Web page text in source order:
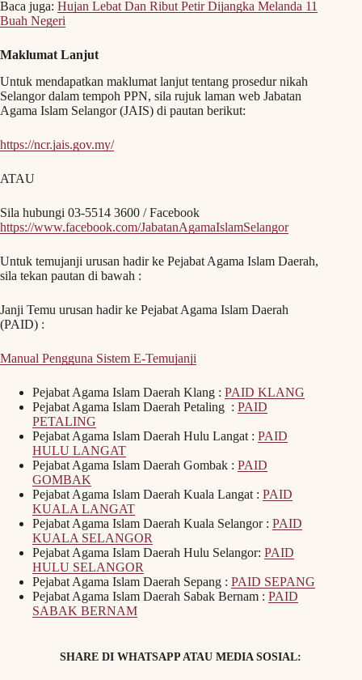
Baca juga: Hujan Lebat Dan Ribut Petir Dijangka Melanda 11
Buah Negeri
Maklumat Lanjut
Untuk mendapatkan maklumat lanjut tentang prosedur nikah
Selangor dalam tempoh PPN, sila rujuk laman web Jabatan
Agama Islam Selangor (JAIS) di pautan berikut:
https://ncr.jais.gov.my/
ATAU
Sila hubungi 03-5514 3600 / Facebook
https://www.facebook.com/JabatanAgamaIslamSelangor
Untuk temujanji urusan hadir ke Pejabat Agama Islam Daerah,
sila tekan pautan di bawah :
Janji Temu urusan hadir ke Pejabat Agama Islam Daerah
(PAID) :
Manual Pengguna Sistem E-Temujanji
Pejabat Agama Islam Daerah Klang : PAID KLANG
Pejabat Agama Islam Daerah Petaling : PAID
PETALING
Pejabat Agama Islam Daerah Hulu Langat : PAID
HULU LANGAT
Pejabat Agama Islam Daerah Gombak : PAID
GOMBAK
Pejabat Agama Islam Daerah Kuala Langat : PAID
KUALA LANGAT
Pejabat Agama Islam Daerah Kuala Selangor : PAID
KUALA SELANGOR
Pejabat Agama Islam Daerah Hulu Selangor: PAID
HULU SELANGOR
Pejabat Agama Islam Daerah Sepang : PAID SEPANG
Pejabat Agama Islam Daerah Sabak Bernam : PAID
SABAK BERNAM
SHARE DI WHATSAPP ATAU MEDIA SOSIAL: